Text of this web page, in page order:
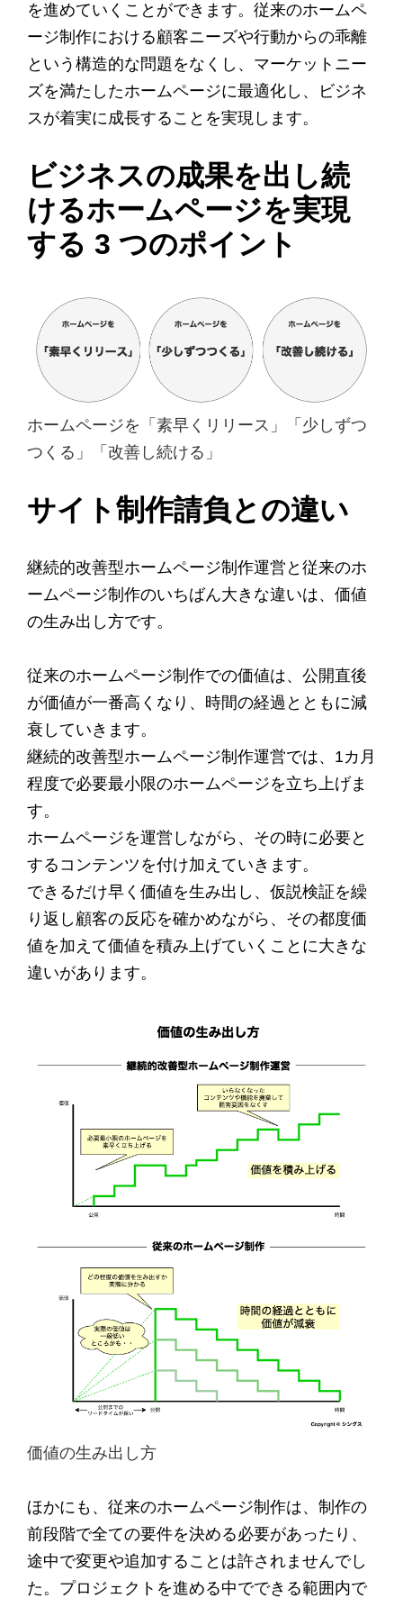
を進めていくことができます。従来のホームペ
ージ制作における顧客ニーズや行動からの乖離
という構造的な問題をなくし、マーケットニー
ズを満たしたホームページに最適化し、ビジネ
スが着実に成長することを実現します。
ビジネスの成果を出し続
けるホームページを実現
する 3 つのポイント
ホームページを「素早くリリース」「少しずつ
つくる」「改善し続ける」
サイト制作請負との違い
継続的改善型ホームページ制作運営と従来のホ
ームページ制作のいちばん大きな違いは、価値
の生み出し方です。
従来のホームページ制作での価値は、公開直後
が価値が一番高くなり、時間の経過とともに減
衰していきます。
継続的改善型ホームページ制作運営では、1カ月
程度で必要最小限のホームページを立ち上げま
す。
ホームページを運営しながら、その時に必要と
するコンテンツを付け加えていきます。
できるだけ早く価値を生み出し、仮説検証を繰
り返し顧客の反応を確かめながら、その都度価
値を加えて価値を積み上げていくことに大きな
違いがあります。
価値の生み出し方
ほかにも、従来のホームページ制作は、制作の
前段階で全ての要件を決める必要があったり、
途中で変更や追加することは許されませんでし
た。プロジェクトを進める中でできる範囲内で